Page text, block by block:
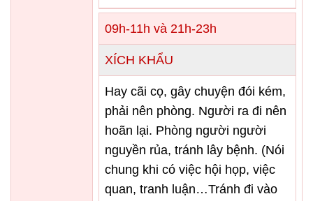
09h-11h và 21h-23h
XÍCH KHẨU
Hay cãi cọ, gây chuyện đói kém,
phải nên phòng. Người ra đi nên
hoãn lại. Phòng người người
nguyền rủa, tránh lây bệnh. (Nói
chung khi có việc hội họp, việc
quan, tranh luận…Tránh đi vào